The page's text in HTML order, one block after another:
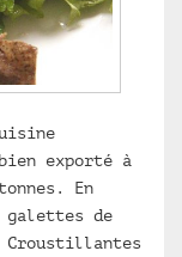
exporté à
En
de